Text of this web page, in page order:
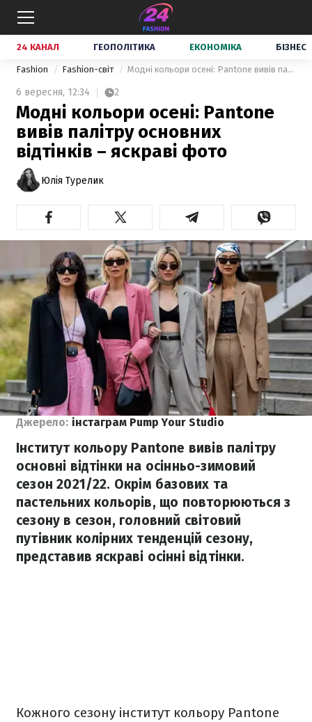
24 КАНАЛ ГЕОПОЛІТИКА ЕКОНОМІКА БІЗНЕС
Fashion Fashion-світ Модні кольори осені: Pantone вивів палітру основних відтінків – яскраві фото
6 вересня, 12:34 2
Модні кольори осені: Pantone
вивів палітру основних
відтінків – яскраві фото
Юлія Турелик
Джерело: інстаграм Pump Your Studio
Інститут кольору Pantone вивів палітру
основні відтінки на осінньо-зимовий
сезон 2021/22. Окрім базових та
пастельних кольорів, що повторюються з
сезону в сезон, головний світовий
путівник колірних тенденцій сезону,
представив яскраві осінні відтінки.
Кожного сезону інститут кольору Pantone